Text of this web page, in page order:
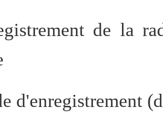
de la
d'enregistrement